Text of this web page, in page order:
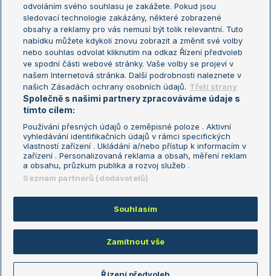
Turnaj mistrů
Turnaj mistryň
Aktualní trendy
Fotbalové přestupy
Livesport Daily
LS Prague Open
Podmínky užití
Nastavení soukromí
GDPR a žurnalistika
Reklama
Kontakt
Informace o zpracování osobních
údajů
Copyright © 2008-2026 TenisPortal.cz. Využíváme zpravodajství ČTK.
odvoláním svého souhlasu je zakážete. Pokud jsou
sledovací technologie zakázány, některé zobrazené
obsahy a reklamy pro vás nemusí být tolik relevantní. Tuto
nabídku můžete kdykoli znovu zobrazit a změnit své volby
nebo souhlas odvolat kliknutím na odkaz Řízení předvoleb
ve spodní části webové stránky. Vaše volby se projeví v
našem Internetová stránka. Další podrobnosti naleznete v
našich Zásadách ochrany osobních údajů. Třetí strany
Společně s našimi partnery zpracováváme údaje s
tímto cílem:
Používání přesných údajů o zeměpisné poloze . Aktivní
vyhledávání identifikačních údajů v rámci specifických
vlastností zařízení . Ukládání a/nebo přístup k informacím v
zařízení . Personalizovaná reklama a obsah, měření reklam
a obsahu, průzkum publika a rozvoj služeb .
Seznam partnerů (dodavatelů)
Souhlasím
Zamítnout vše